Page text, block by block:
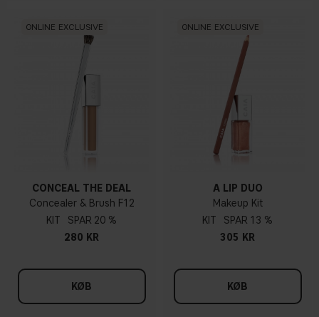
ONLINE EXCLUSIVE
CONCEAL THE DEAL
Concealer & Brush F12
KIT
20 %
280 KR
KØB
ONLINE EXCLUSIVE
A LIP DUO
Makeup Kit
KIT
13 %
305 KR
KØB